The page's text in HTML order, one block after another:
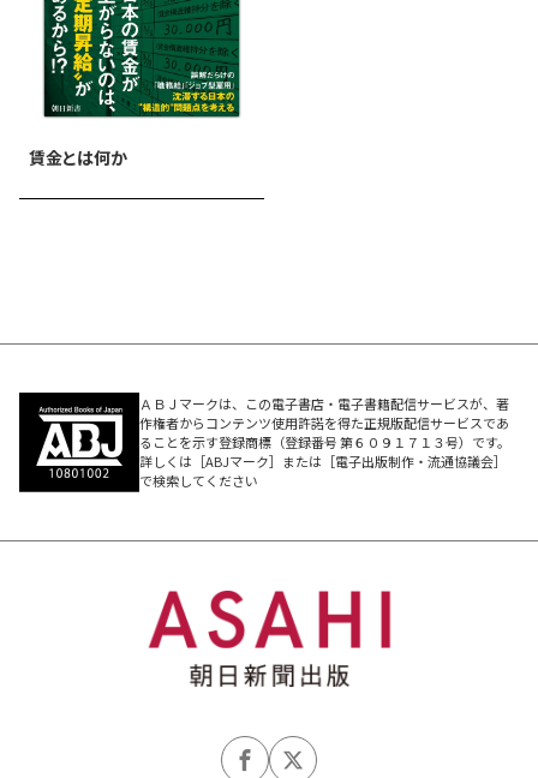
賃金とは何か
ＡＢＪマークは、この電子書店・電子書籍配信サービスが、著
作権者からコンテンツ使用許諾を得た正規版配信サービスであ
ることを示す登録商標（登録番号 第６０９１７１３号）です。
詳しくは［ABJマーク］または［電子出版制作・流通協議会］
で検索してください